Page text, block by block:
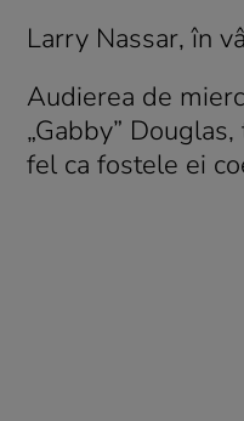
Larry Nassar, în
Audierea de
„Gabby”
fel ca fostele ei